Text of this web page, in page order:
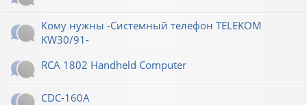
Кому нужны -Системный телефон TELEKOM
KW30/91-
RCA 1802 Handheld Computer
CDC-160A